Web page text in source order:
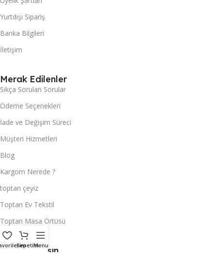
Yurtdışı Sipariş
Banka Bilgileri
İletişim
Merak Edilenler
Sıkça Sorulan Sorular
Ödeme Seçenekleri
İade ve Değişim Süreci
Müşteri Hizmetleri
Blog
Kargom Nerede ?
toptan çeyiz
Toptan Ev Tekstil
Toptan Masa Örtüsü
Hemen Ulaşın
SepetimMenu